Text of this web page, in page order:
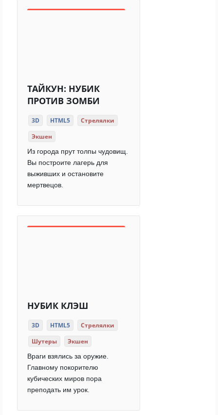
ТАЙКУН: НУБИК
ПРОТИВ ЗОМБИ
3D HTML5
Стрелялки
Экшен
Из города прут толпы чудовищ.
Вы построите лагерь для
выживших и остановите
мертвецов.
НУБИК КЛЭШ
3D HTML5
Стрелялки
Шутеры
Экшен
Враги взялись за оружие.
Главному покорителю
кубических миров пора
преподать им урок.